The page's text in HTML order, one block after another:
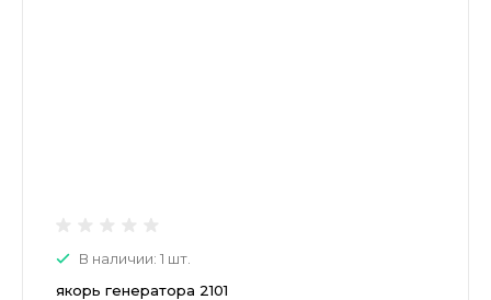
В наличии: 1 шт.
якорь генератора 2101